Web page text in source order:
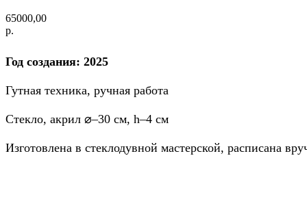
65000,00
р.
Год создания: 2025
Гутная техника, ручная работа
Стекло, акрил ⌀–30 см, h–4 см
Изготовлена в стеклодувной мастерской, расписана